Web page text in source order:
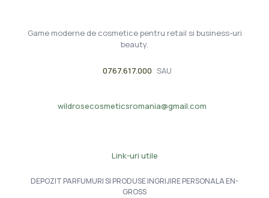
Game moderne de cosmetice pentru retail si business-uri
beauty.
0767.617.000 SAU
wildrosecosmeticsromania@gmail.com
Link-uri utile
DEPOZIT PARFUMURI SI PRODUSE INGRIJIRE PERSONALA EN-
GROSS